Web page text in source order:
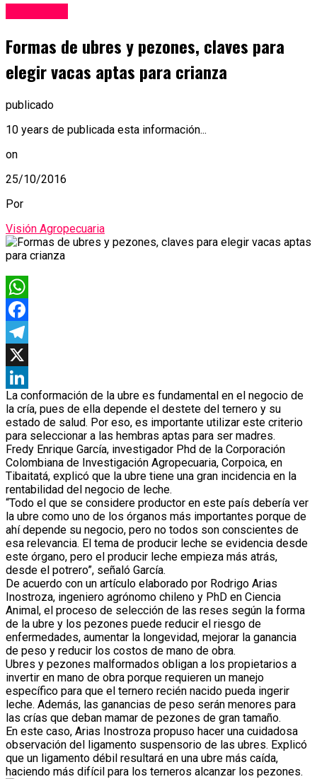
Formas de ubres y pezones, claves para
elegir vacas aptas para crianza
publicado
10 years de publicada esta información...
on
25/10/2016
Por
Visión Agropecuaria
WhatsApp
Facebook
Telegram
X
LinkedIn
La conformación de la ubre es fundamental en el negocio de
la cría, pues de ella depende el destete del ternero y su
estado de salud. Por eso, es importante utilizar este criterio
para seleccionar a las hembras aptas para ser madres.
Fredy Enrique García, investigador Phd de la Corporación
Colombiana de Investigación Agropecuaria, Corpoica, en
Tibaitatá, explicó que la ubre tiene una gran incidencia en la
rentabilidad del negocio de leche.
“Todo el que se considere productor en este país debería ver
la ubre como uno de los órganos más importantes porque de
ahí depende su negocio, pero no todos son conscientes de
esa relevancia. El tema de producir leche se evidencia desde
este órgano, pero el producir leche empieza más atrás,
desde el potrero”, señaló García.
De acuerdo con un artículo elaborado por Rodrigo Arias
Inostroza, ingeniero agrónomo chileno y PhD en Ciencia
Animal, el proceso de selección de las reses según la forma
de la ubre y los pezones puede reducir el riesgo de
enfermedades, aumentar la longevidad, mejorar la ganancia
de peso y reducir los costos de mano de obra.
Ubres y pezones malformados obligan a los propietarios a
invertir en mano de obra porque requieren un manejo
específico para que el ternero recién nacido pueda ingerir
leche. Además, las ganancias de peso serán menores para
las crías que deban mamar de pezones de gran tamaño.
En este caso, Arias Inostroza propuso hacer una cuidadosa
observación del ligamento suspensorio de las ubres. Explicó
que un ligamento débil resultará en una ubre más caída,
haciendo más difícil para los terneros alcanzar los pezones.